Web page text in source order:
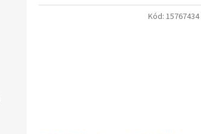
Kód: 15767434